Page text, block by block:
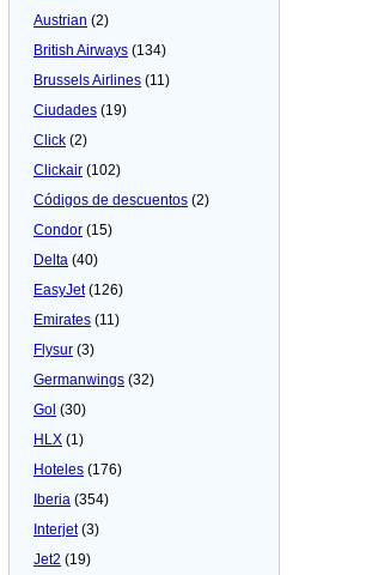
Austrian (2)
British Airways (134)
Brussels Airlines (11)
Ciudades (19)
Click (2)
Clickair (102)
Códigos de descuentos (2)
Condor (15)
Delta (40)
EasyJet(126)
Emirates (11)
Flysur (3)
Germanwings (32)
Gol (30)
HLX (1)
Hoteles (176)
Iberia (354)
Interjet(3)
Jet2 (19)